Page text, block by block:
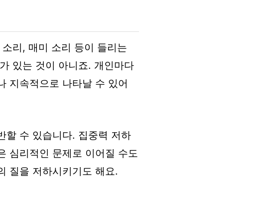
리, 매미 소리 등이 들리는
있는 것이 아니죠. 개인마다
지속적으로 나타날 수 있어
할 수 있습니다. 집중력 저하
심리적인 문제로 이어질 수도
질을 저하시키기도 해요.